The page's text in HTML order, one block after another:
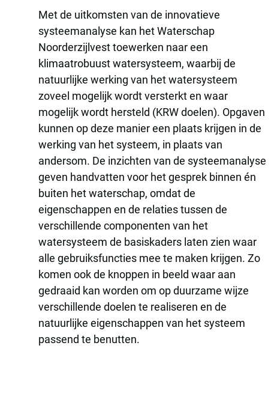
Met de uitkomsten van de innovatieve
systeemanalyse kan het Waterschap
Noorderzijlvest toewerken naar een
klimaatrobuust watersysteem, waarbij de
natuurlijke werking van het watersysteem
zoveel mogelijk wordt versterkt en waar
mogelijk wordt hersteld (KRW doelen). Opgaven
kunnen op deze manier een plaats krijgen in de
werking van het systeem, in plaats van
andersom. De inzichten van de systeemanalyse
geven handvatten voor het gesprek binnen én
buiten het waterschap, omdat de
eigenschappen en de relaties tussen de
verschillende componenten van het
watersysteem de basiskaders laten zien waar
alle gebruiksfuncties mee te maken krijgen. Zo
komen ook de knoppen in beeld waar aan
gedraaid kan worden om op duurzame wijze
verschillende doelen te realiseren en de
natuurlijke eigenschappen van het systeem
passend te benutten.